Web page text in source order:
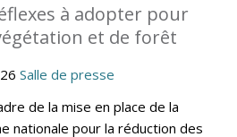
à adopter pour
et de forêt
Salle de presse
de la mise en place de la
nationale pour la réduction des